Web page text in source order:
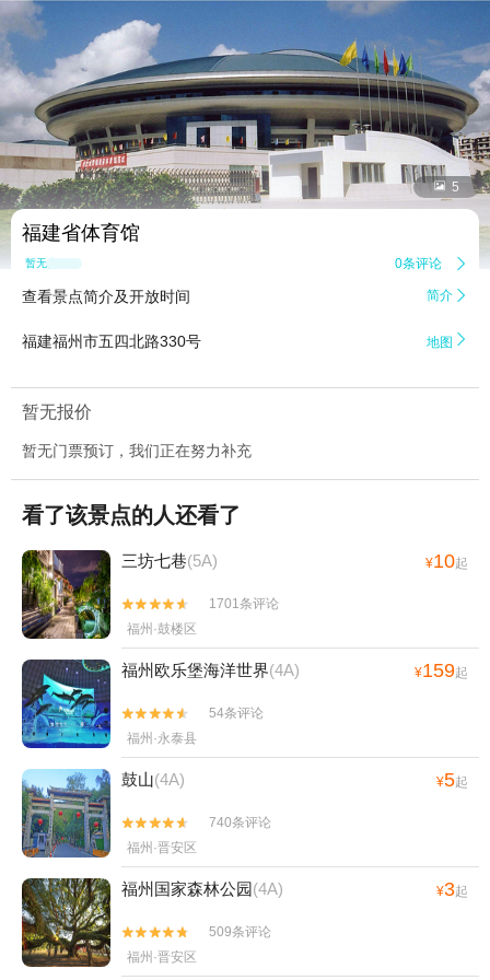
 5
福建省体育馆
暂无点评 0条评论 
查看景点简介及开放时间 简介 
福建福州市五四北路330号 地图 
暂无报价
暂无门票预订，我们正在努力补充
看了该景点的人还看了
三坊七巷(5A) ¥10起


1701条评论
福州·鼓楼区
福州欧乐堡海洋世界(4A) ¥159起


54条评论
福州·永泰县
鼓山(4A) ¥5起


740条评论
福州·晋安区
福州国家森林公园(4A) ¥3起


509条评论
福州·晋安区